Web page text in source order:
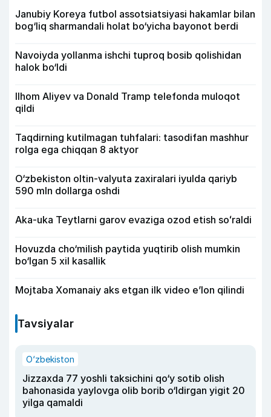
Janubiy Koreya futbol assotsiatsiyasi hakamlar bilan
bog‘liq sharmandali holat bo‘yicha bayonot berdi
Navoiyda yollanma ishchi tuproq bosib qolishidan
halok bo‘ldi
Ilhom Aliyev va Donald Tramp telefonda muloqot
qildi
Taqdirning kutilmagan tuhfalari: tasodifan mashhur
rolga ega chiqqan 8 aktyor
O‘zbekiston oltin-valyuta zaxiralari iyulda qariyb
590 mln dollarga oshdi
Aka-uka Teytlarni garov evaziga ozod etish soʻraldi
Hovuzda cho‘milish paytida yuqtirib olish mumkin
bo‘lgan 5 xil kasallik
Mojtaba Xomanaiy aks etgan ilk video e’lon qilindi
Tavsiyalar
O‘zbekiston
Jizzaxda 77 yoshli taksichini qo‘y sotib olish
bahonasida yaylovga olib borib o‘ldirgan yigit 20
yilga qamaldi